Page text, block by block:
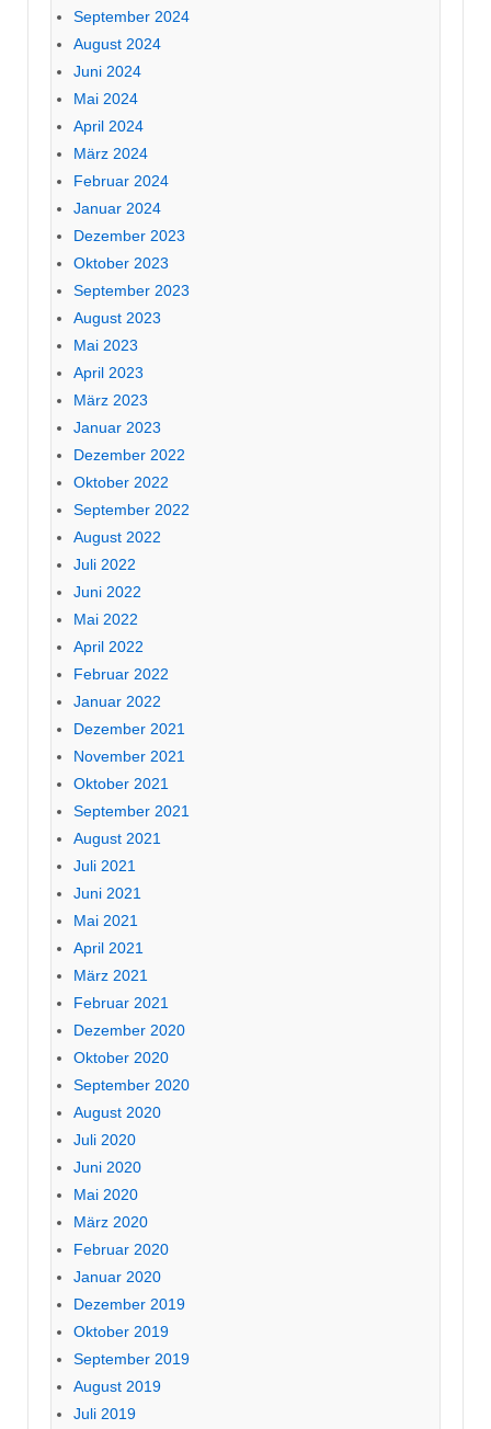
September 2024
August 2024
Juni 2024
Mai 2024
April 2024
März 2024
Februar 2024
Januar 2024
Dezember 2023
Oktober 2023
September 2023
August 2023
Mai 2023
April 2023
März 2023
Januar 2023
Dezember 2022
Oktober 2022
September 2022
August 2022
Juli 2022
Juni 2022
Mai 2022
April 2022
Februar 2022
Januar 2022
Dezember 2021
November 2021
Oktober 2021
September 2021
August 2021
Juli 2021
Juni 2021
Mai 2021
April 2021
März 2021
Februar 2021
Dezember 2020
Oktober 2020
September 2020
August 2020
Juli 2020
Juni 2020
Mai 2020
März 2020
Februar 2020
Januar 2020
Dezember 2019
Oktober 2019
September 2019
August 2019
Juli 2019